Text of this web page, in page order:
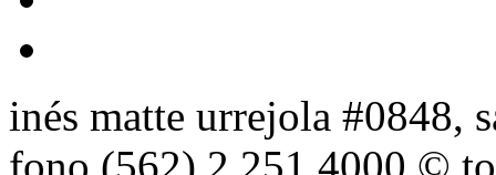
inés matte urrejola #0848,